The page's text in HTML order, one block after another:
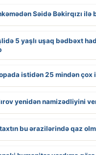
Səidə Bəkirqızı ilə
5 yaşlı uşaq bədbəxt
istidən 25 mindən çox
yenidən namizədliyini
bu ərazilərində qaz